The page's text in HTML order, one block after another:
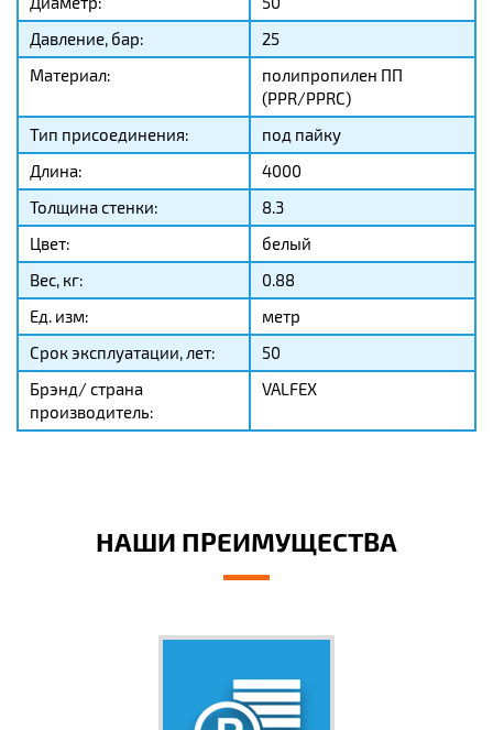
Давление, бар:
25
Материал:
полипропилен ПП
(PPR/PPRC)
Тип присоединения:
под пайку
Длина:
4000
Толщина стенки:
8.3
Цвет:
белый
Вес, кг:
0.88
Ед. изм:
метр
Срок эксплуатации, лет:
50
Брэнд/ страна
производитель:
VALFEX
НАШИ ПРЕИМУЩЕСТВА